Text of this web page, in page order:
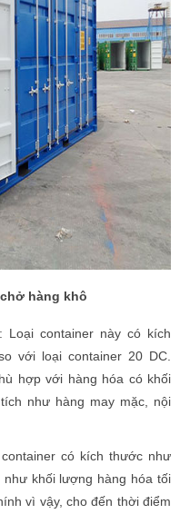
hàng khô
Loại container này có kích
với loại container 20 DC.
hợp với hàng hóa có khối
như hàng may mặc, nội
có kích thước như
khối lượng hàng hóa tối
vì vậy, cho đến thời điểm